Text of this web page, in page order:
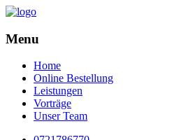
Menu
Home
Online Bestellung
Leistungen
Vorträge
Unser Team